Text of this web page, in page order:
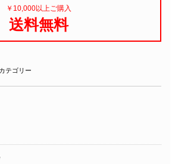
￥10,000以上ご購入
送料無料
カテゴリー